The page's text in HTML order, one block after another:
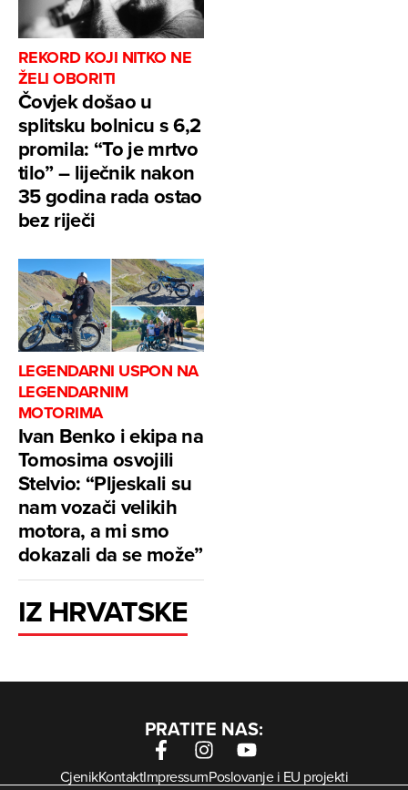
REKORD KOJI NITKO NE
ŽELI OBORITI
Čovjek došao u
splitsku bolnicu s 6,2
promila: “To je mrtvo
tilo” – liječnik nakon
35 godina rada ostao
bez riječi
LEGENDARNI USPON NA
LEGENDARNIM
MOTORIMA
Ivan Benko i ekipa na
Tomosima osvojili
Stelvio: “Pljeskali su
nam vozači velikih
motora, a mi smo
dokazali da se može”
IZ HRVATSKE
PRATITE NAS:
CjenikKontaktImpressumPoslovanje i EU projekti